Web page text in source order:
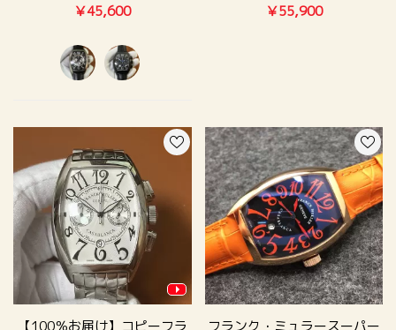
￥45,600
￥55,900
【100％お届け】コピーフラ
フランク・ミュラースーパー